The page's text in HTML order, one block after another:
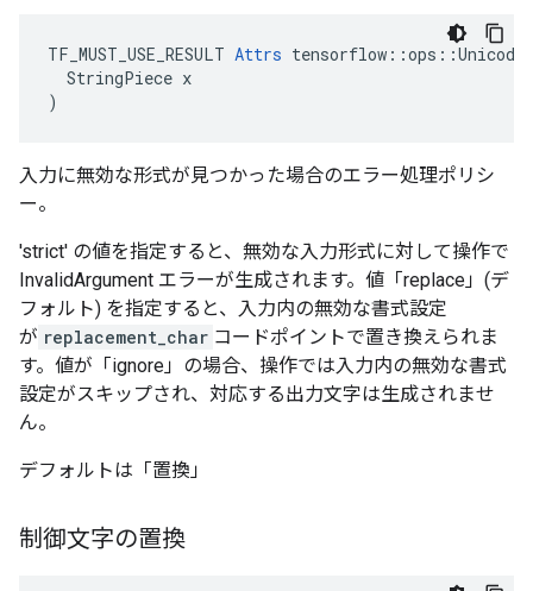
TF_MUST_USE_RESULT Attrs
  StringPiece x
)
入力に無効な形式が見つかった場合のエラー処理ポリシ
ー。
'strict' の値を指定すると、無効な入力形式に対して操作で
InvalidArgument エラーが生成されます。値「replace」(デ
フォルト) を指定すると、入力内の無効な書式設定
が replacement_char コードポイントで置き換えられま
す。値が「ignore」の場合、操作では入力内の無効な書式
設定がスキップされ、対応する出力文字は生成されませ
ん。
デフォルトは「置換」
制御文字の置換